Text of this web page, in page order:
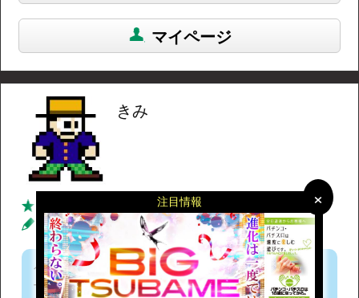
×
×
注目情報
マイページ
きみ
コメント総数
コラム総数 20件
色々ウチます。
Twitter→@slot_jug_hana